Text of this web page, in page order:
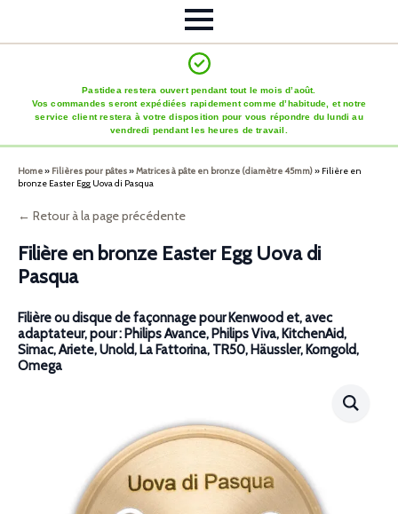
Pastidea restera ouvert pendant tout le mois d’août.
Vos commandes seront expédiées rapidement comme d’habitude, et notre
service client restera à votre disposition pour vous répondre du lundi au
vendredi pendant les heures de travail.
Home» Filières pour pâtes»Matrices à pâte en bronze (diamètre 45mm)» Filière en
bronze Easter Egg Uova di Pasqua
← Retour à la page précédente
Filière en bronze Easter Egg Uova di
Pasqua
Filière ou disque de façonnage pour Kenwood et, avec
adaptateur, pour : Philips Avance, Philips Viva, KitchenAid,
Simac, Ariete, Unold, La Fattorina, TR50, Häussler, Korngold,
Omega